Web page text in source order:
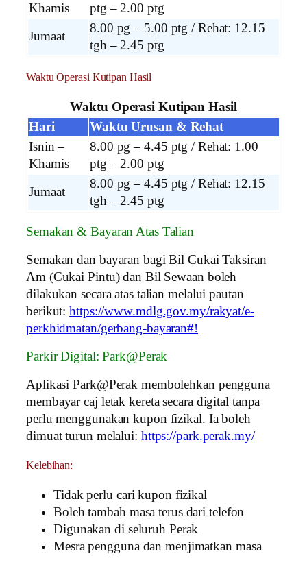
Khamis
ptg – 2.00 ptg
Jumaat
8.00 pg – 5.00 ptg / Rehat: 12.15
tgh – 2.45 ptg
Waktu Operasi Kutipan Hasil
Waktu Operasi Kutipan Hasil
Hari
Waktu Urusan & Rehat
Isnin –
Khamis
8.00 pg – 4.45 ptg / Rehat: 1.00
ptg – 2.00 ptg
Jumaat
8.00 pg – 4.45 ptg / Rehat: 12.15
tgh – 2.45 ptg
Semakan & Bayaran Atas Talian
Semakan dan bayaran bagi Bil Cukai Taksiran
Am (Cukai Pintu) dan Bil Sewaan boleh
dilakukan secara atas talian melalui pautan
berikut:https://www.mdlg.gov.my/rakyat/e-
perkhidmatan/gerbang-bayaran#!
Parkir Digital: Park@Perak
Aplikasi Park@Perak membolehkan pengguna
membayar caj letak kereta secara digital tanpa
perlu menggunakan kupon fizikal. Ia boleh
dimuat turun melalui: https://park.perak.my/
Kelebihan:
Tidak perlu cari kupon fizikal
Boleh tambah masa terus dari telefon
Digunakan di seluruh Perak
Mesra pengguna dan menjimatkan masa